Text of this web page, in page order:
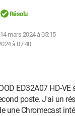
Résolu
mars 2024 à 05:15
à 07:40
ED32A07 HD-
poste. J'ai un
une Chromecast